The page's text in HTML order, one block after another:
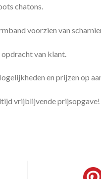
chatons.
voorzien van
opdracht van klant.
en prijzen op
vrijblijvende prijsopgave!